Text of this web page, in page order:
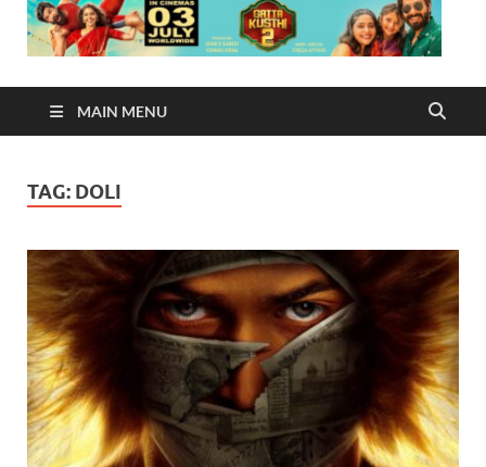
MAIN MENU
TAG: DOLI